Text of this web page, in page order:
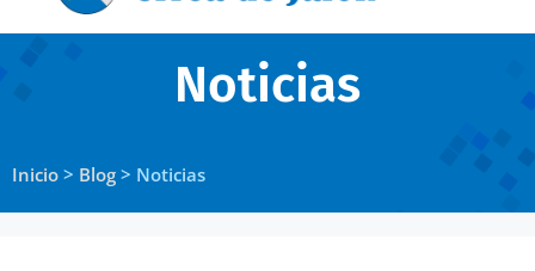
Noticias
Inicio > Blog > Noticias